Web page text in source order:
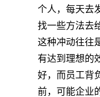
个人，每天去
找一些方法去
这种冲动往往
有达到理想的
好，而员工背
前，可能企业